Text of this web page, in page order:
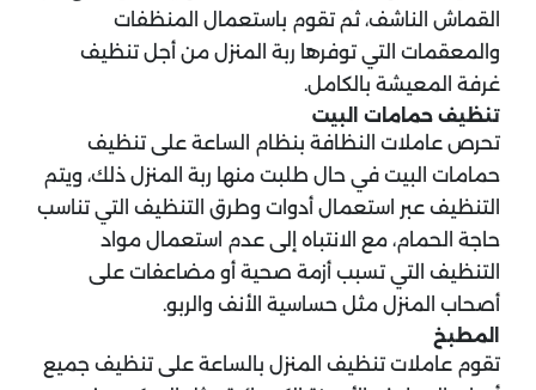
القماش الناشف، ثم تقوم باستعمال المنظفات
والمعقمات التي توفرها ربة المنزل من أجل تنظيف
غرفة المعيشة بالكامل.
تنظيف حمامات البيت
تحرص عاملات النظافة بنظام الساعة على تنظيف
حمامات البيت في حال طلبت منها ربة المنزل ذلك، ويتم
التنظيف عبر استعمال أدوات وطرق التنظيف التي تناسب
حاجة الحمام، مع الانتباه إلى عدم استعمال مواد
التنظيف التي تسبب أزمة صحية أو مضاعفات على
أصحاب المنزل مثل حساسية الأنف والربو.
المطبخ
تقوم عاملات تنظيف المنزل بالساعة على تنظيف جميع